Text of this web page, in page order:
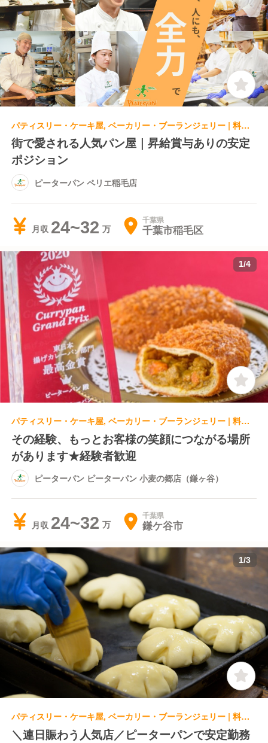
パティスリー・ケーキ屋, ベーカリー・ブーランジェリー | 料理長・料理長候補 | ピーターパン ペリエ稲毛店
街で愛される人気パン屋｜昇給賞与ありの安定
ポジション
ピーターパン ペリエ稲毛店
月収 24~32 千葉県
千葉市稲毛区
1/4
パティスリー・ケーキ屋, ベーカリー・ブーランジェリー | 料理長・料理長候補 | ピーターパン ピーターパン 小麦の郷店（鎌ヶ谷）
その経験、もっとお客様の笑顔につながる場所
があります★経験者歓迎
ピーターパン ピーターパン 小麦の郷店（鎌ヶ谷）
月収 24~32 千葉県
鎌ケ谷市
1/3
パティスリー・ケーキ屋, ベーカリー・ブーランジェリー | 料理長・料理長候補 | ピーターパン ピーターパン奏の杜店（津田沼）
＼連日賑わう人気店／ピーターパンで安定勤務